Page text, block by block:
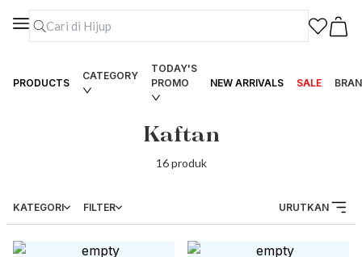
PRODUCTS
CATEGORY
TODAY'S
PROMO
NEW ARRIVALS SALE
Kaftan
16produk
KATEGORI FILTER URUTKAN